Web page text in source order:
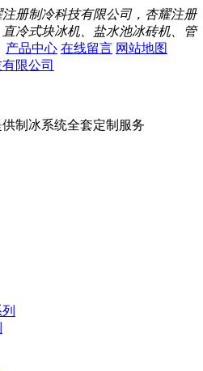
册制冷科技有限公司，杏耀注册
冷式块冰机、盐水池冰砖机、管
产品中心 在线留言 网站地图
制冰系统全套定制服务